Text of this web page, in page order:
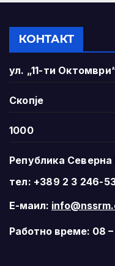
КОНТАКТ
ул. „11-ти
Скопје
1000
Република Северна
тел: +389 2 3 246-
Е-маил:
Работно време: 08 –